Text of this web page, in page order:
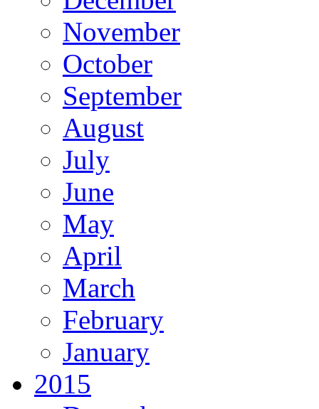
November
October
September
August
July
June
May
April
March
February
January
2015